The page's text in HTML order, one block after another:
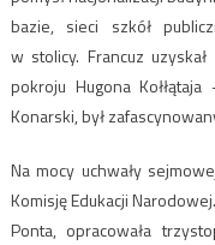
bazie, sieci szkół
w stolicy. Francuz
pokroju Hugona
Konarski, był
Na mocy uchwały
Komisję Edukacji
Ponta, opracowała